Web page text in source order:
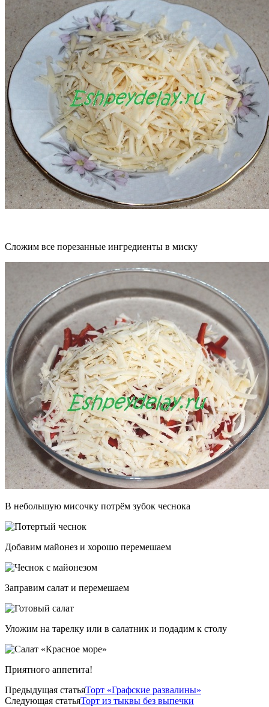
Сложим все порезанные ингредиенты в миску
В небольшую мисочку потрём зубок чеснока
Добавим майонез и хорошо перемешаем
Заправим салат и перемешаем
Уложим на тарелку или в салатник и подадим к столу
Приятного аппетита!
Предыдущая статьяТорт «Графские развалины»
Следующая статьяТорт из тыквы без выпечки